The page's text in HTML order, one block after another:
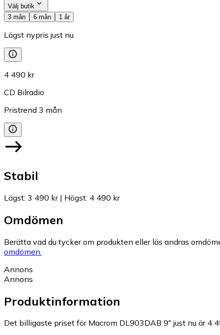
Välj butik
3 mån
6 mån 1 år
Lägst nypris just nu
4 490 kr
CD Bilradio
Pristrend 3 mån
Stabil
Lägst: 3 490 kr| Högst: 4 490 kr
Omdömen
Berätta vad du tycker om produkten eller läs andras
omdömen.
Annons
Annons
Produktinformation
Det billigaste priset för Macrom DL903DAB 9" just nu är 4